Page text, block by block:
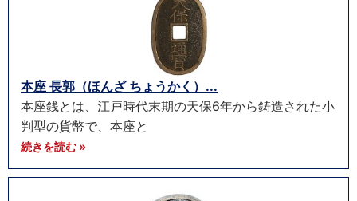
本座 長郭（ほんざ ちょうかく）...
本座銭とは、江戸時代末期の天保6年から鋳造された小
判型の貨幣で、本座と
続きを読む »